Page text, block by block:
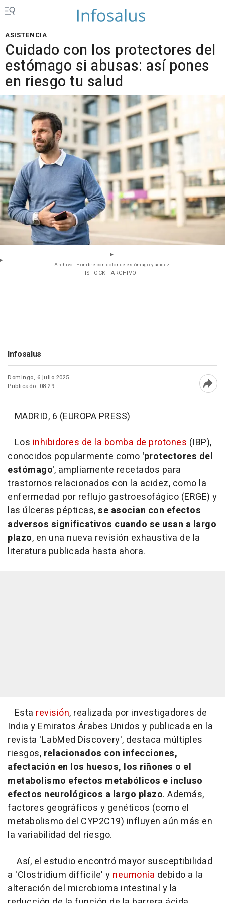
ASISTENCIA
Cuidado con los protectores del
estómago si abusas: así pones
en riesgo tu salud
Archivo - Hombre con dolor de estómago y acidez.
- ISTOCK - ARCHIVO
Infosalus
Domingo, 6 julio 2025
Publicado: 08:29
MADRID, 6 (EUROPA PRESS)
Los inhibidores de la bomba de protones (IBP),
conocidos popularmente como 'protectores del
estómago', ampliamente recetados para
trastornos relacionados con la acidez, como la
enfermedad por reflujo gastroesofágico (ERGE) y
las úlceras pépticas,se asocian con efectos
adversos significativos cuando se usan a largo
plazo, en una nueva revisión exhaustiva de la
literatura publicada hasta ahora.
Esta revisión, realizada por investigadores de
India y Emiratos Árabes Unidos y publicada en la
revista 'LabMed Discovery', destaca múltiples
riesgos, relacionados con infecciones,
afectación en los huesos, los riñones o el
metabolismo efectos metabólicos e incluso
efectos neurológicos a largo plazo. Además,
factores geográficos y genéticos (como el
metabolismo del CYP2C19) influyen aún más en
la variabilidad del riesgo.
Así, el estudio encontró mayor susceptibilidad
a 'Clostridium difficile' y neumonía debido a la
alteración del microbioma intestinal y la